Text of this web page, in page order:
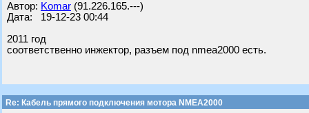
Автор: Komar (91.226.165.---)
Дата: 19-12-23 00:44
2011 год
соответственно инжектор, разъем под nmea2000 есть.
Re: Кабель прямого подключения мотора NMEA2000